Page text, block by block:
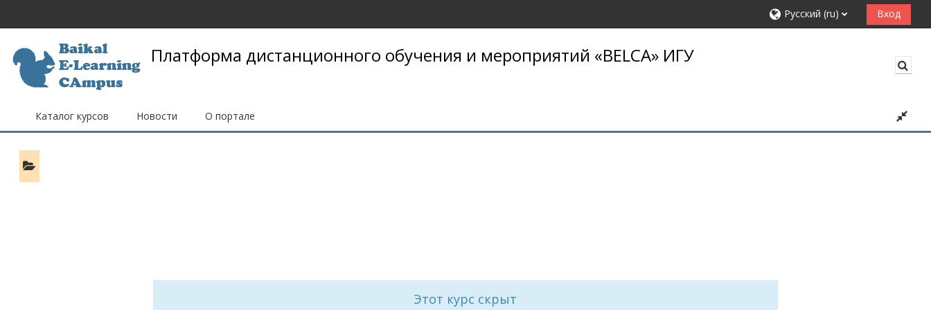
Русский ‎(ru)‎ Вход
Платформа дистанционного обучения и мероприятий «BELCA» ИГУ
Каталог курсов Новости О портале
Этот курс скрыт